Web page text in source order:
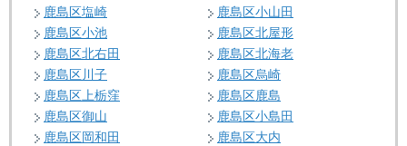
鹿島区塩崎
鹿島区小山田
鹿島区小池
鹿島区北屋形
鹿島区北右田
鹿島区北海老
鹿島区川子
鹿島区烏崎
鹿島区上栃窪
鹿島区鹿島
鹿島区御山
鹿島区小島田
鹿島区岡和田
鹿島区大内